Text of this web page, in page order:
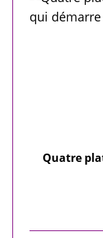
Quatre